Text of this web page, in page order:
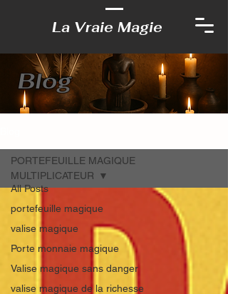
La Vraie Magie
Blog
All Posts
portefeuille magique
valise magique
Porte monnaie magique
Valise magique sans danger
valise magique de la richesse
PORTEFEUILLE MAGIQUE
MULTIPLICATEUR